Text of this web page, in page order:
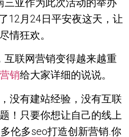
三亚作为此次活动的举办
12月24日平安夜这天，让
情狂欢。
互联网营销变得越来越重
销给大家详细的说说。
没有建站经验，没有互联
！只要你想让自己的线上
伦多seo打造创新营销.你